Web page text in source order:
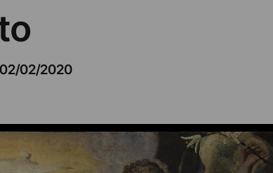
02/02/2020